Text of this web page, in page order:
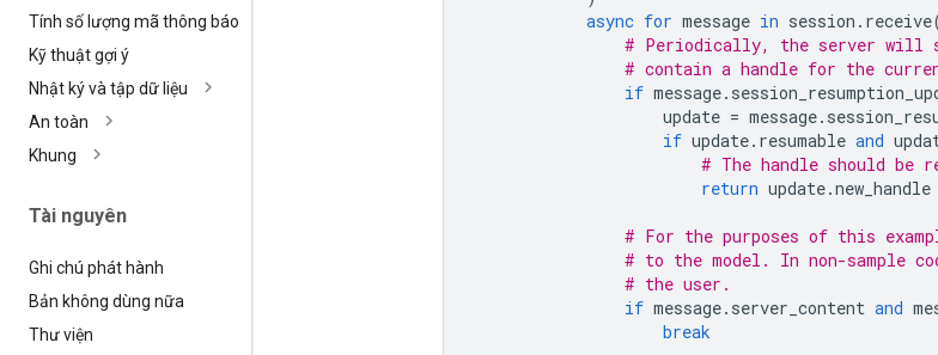
Tính số lượng mã thông báo
Kỹ thuật gợi ý
Nhật ký và tập dữ liệu
An toàn
Khung
Tài nguyên
Ghi chú phát hành
Bản không dùng nữa
Thư viện
async for message in session . receive
# Periodically, the server will
# contain a handle for the
if message.
update = message.
if update. resumable and
# The handle should be
return update.new_handle
# For the purposes of this
# to the model. In non-sample
# the user.
if message. server_content and
break